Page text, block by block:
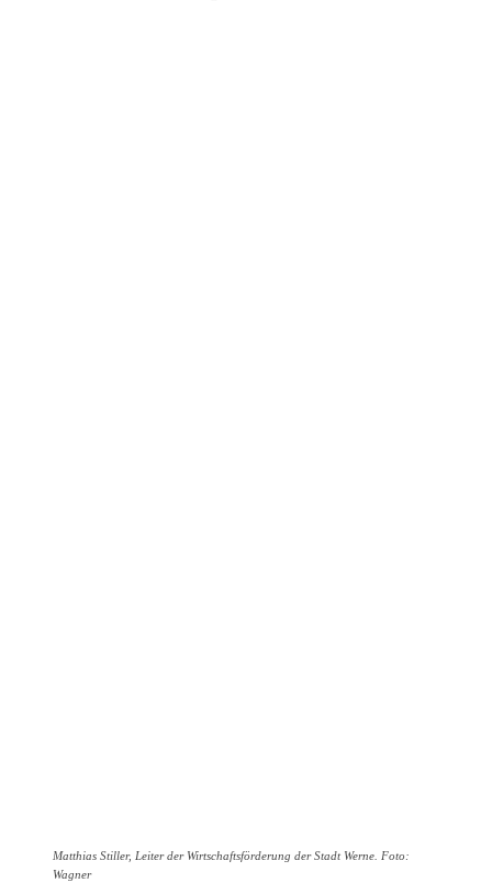
Matthias Stiller, Leiter der Wirtschaftsförderung der Stadt Werne. Foto:
Wagner